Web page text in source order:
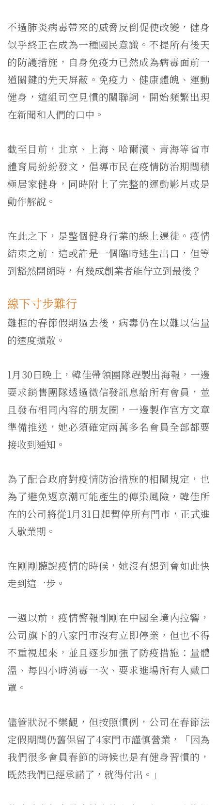
不過肺炎病毒帶來的威脅反倒促使改變，健身
似乎終正在成為一種國民意識。不提所有後天
的防護措施，自身免疫力已然成為病毒面前一
道關鍵的先天屏蔽。免疫力、健康體魄、運動
健身，這組司空見慣的關聯詞，開始頻繁出現
在新聞和人們的口中。
截至目前，北京、上海、哈爾濱、青海等省市
體育局紛紛發文，倡導市民在疫情防治期間積
極居家健身，同時附上了完整的運動影片或是
動作解說。
在此之下，是整個健身行業的線上遷徙。疫情
結束之前，這或許是一個臨時逃生出口，但等
到豁然開朗時，有幾成創業者能佇立到最後？
線下寸步難行
難捱的春節假期過去後，病毒仍在以難以估量
的速度擴散。
1月30日晚上，韓佳帶領團隊趕製出海報，一邊
要求銷售團隊透過微信發訊息給所有會員，並
且發布相同內容的朋友圈，一邊製作官方文章
準備推送，她必須確定兩萬多名會員全部都要
接收到通知。
為了配合政府對疫情防治措施的相關規定，也
為了避免返京潮可能產生的傳染風險，韓佳所
在的公司將從1月31日起暫停所有門市，正式進
入歇業期。
在剛剛聽說疫情的時候，她沒有想到會如此快
走到這一步。
一週以前，疫情警報剛剛在中國全境內拉響，
公司旗下的八家門市沒有立即停業，但也不得
不重視起來，並且逐步加強了防疫措施：量體
溫、每四小時消毒一次、要求進場所有人戴口
罩。
儘管狀況不樂觀，但按照慣例，公司在春節法
定假期間仍舊保留了4家門市謹慎營業，「因為
我們很多會員春節的時候也是有健身習慣的，
既然我們已經承諾了，就得付出。」